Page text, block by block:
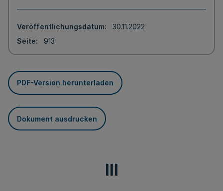
Veröffentlichungsdatum
30.11.2022
Seite
913
PDF-Version herunterladen
Dokument ausdrucken
III